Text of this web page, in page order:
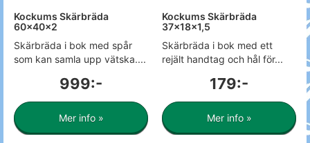
Kockums Skärbräda
60x40x2
Skärbräda i bok med spår
som kan samla upp vätska....
999:-
Mer info »
Kockums Skärbräda
37x18x1,5
Skärbräda i bok med ett
rejält handtag och hål för...
179:-
Mer info »